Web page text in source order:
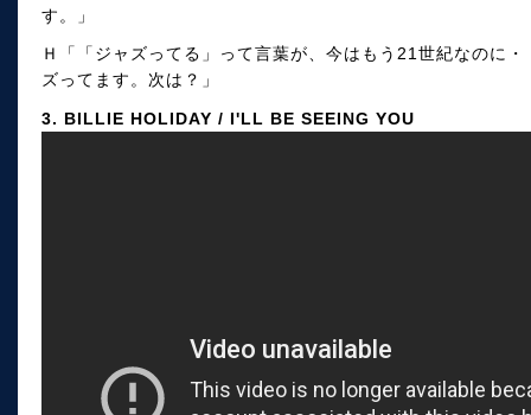
す。」
Ｈ「「ジャズってる」って言葉が、今はもう21世紀なのに
ズってます。次は？」
3. BILLIE HOLIDAY / I'LL BE SEEING YOU